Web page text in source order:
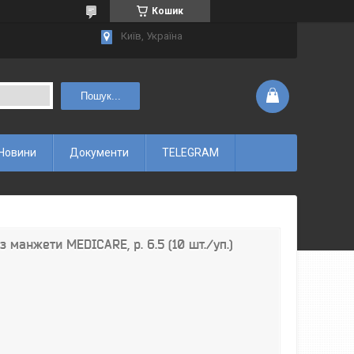
Кошик
Київ, Україна
Пошук...
Документи TELEGRAM
манжети MEDICARE, р. 6.5 (10 шт./уп.)